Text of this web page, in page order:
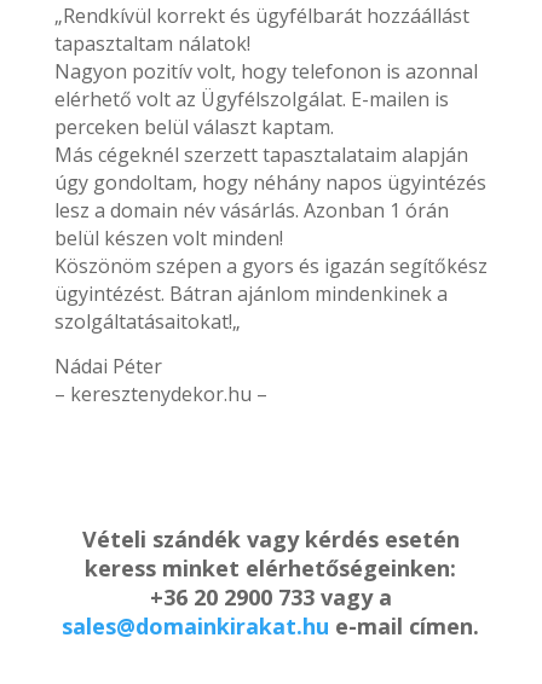
„Rendkívül korrekt és ügyfélbarát hozzáállást
tapasztaltam nálatok!
Nagyon pozitív volt, hogy telefonon is azonnal
elérhető volt az Ügyfélszolgálat. E-mailen is
perceken belül választ kaptam.
Más cégeknél szerzett tapasztalataim alapján
úgy gondoltam, hogy néhány napos ügyintézés
lesz a domain név vásárlás. Azonban 1 órán
belül készen volt minden!
Köszönöm szépen a gyors és igazán segítőkész
ügyintézést. Bátran ajánlom mindenkinek a
szolgáltatásaitokat!„
Nádai Péter
– keresztenydekor.hu –
Vételi szándék vagy kérdés esetén
keress minket elérhetőségeinken:
+36 20 2900 733 vagy a
sales@domainkirakat.hu e-mail címen.